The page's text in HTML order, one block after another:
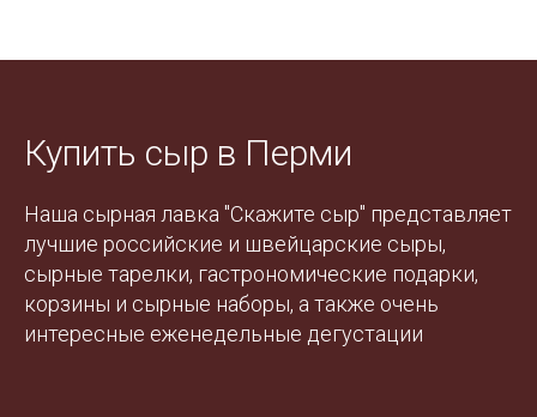
Купить сыр в Перми
Наша сырная лавка "Скажите сыр" представляет
лучшие российские и швейцарские сыры,
сырные тарелки, гастрономические подарки,
корзины и сырные наборы, а также очень
интересные еженедельные дегустации